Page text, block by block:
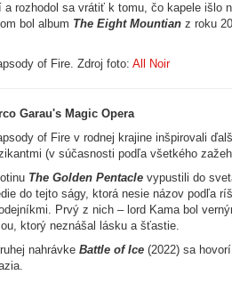
a rozhodol sa vrátiť k tomu, čo kapele išlo
bol album The Eight Mountian z roku
of Fire. Zdroj foto: All Noir
Garau's Magic Opera
of Fire v rodnej krajine inšpirovali
(v súčasnosti podľa všetkého
The Golden Pentacle vypustili do
do tejto ságy, ktorá nesie názov podľa
Prvý z nich – lord Kama bol
ktorý neznášal lásku a šťastie.
nahrávke Battle of Ice (2022) sa